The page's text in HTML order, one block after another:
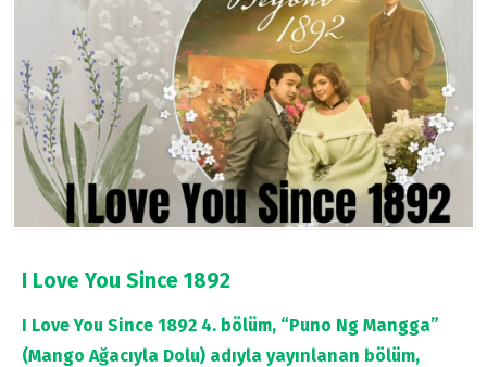
I Love You Since 1892
I Love You Since 1892 4. bölüm, “Puno Ng Mangga”
(Mango Ağacıyla Dolu) adıyla yayınlanan bölüm,